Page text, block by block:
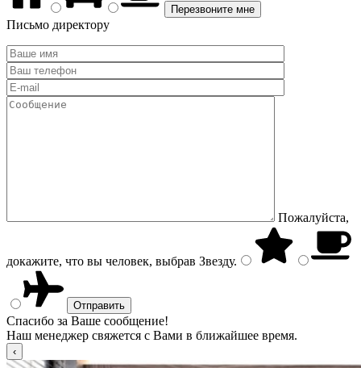
Письмо директору
Пожалуйста,
докажите, что вы человек, выбрав Звезду.
Спасибо за Ваше сообщение!
Наш менеджер свяжется с Вами в ближайшее время.